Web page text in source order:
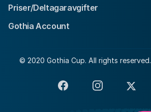
Priser/Deltagaravgifter
Gothia Account
© 2020 Gothia Cup. All rights reserved.
FacebookInstagram
X